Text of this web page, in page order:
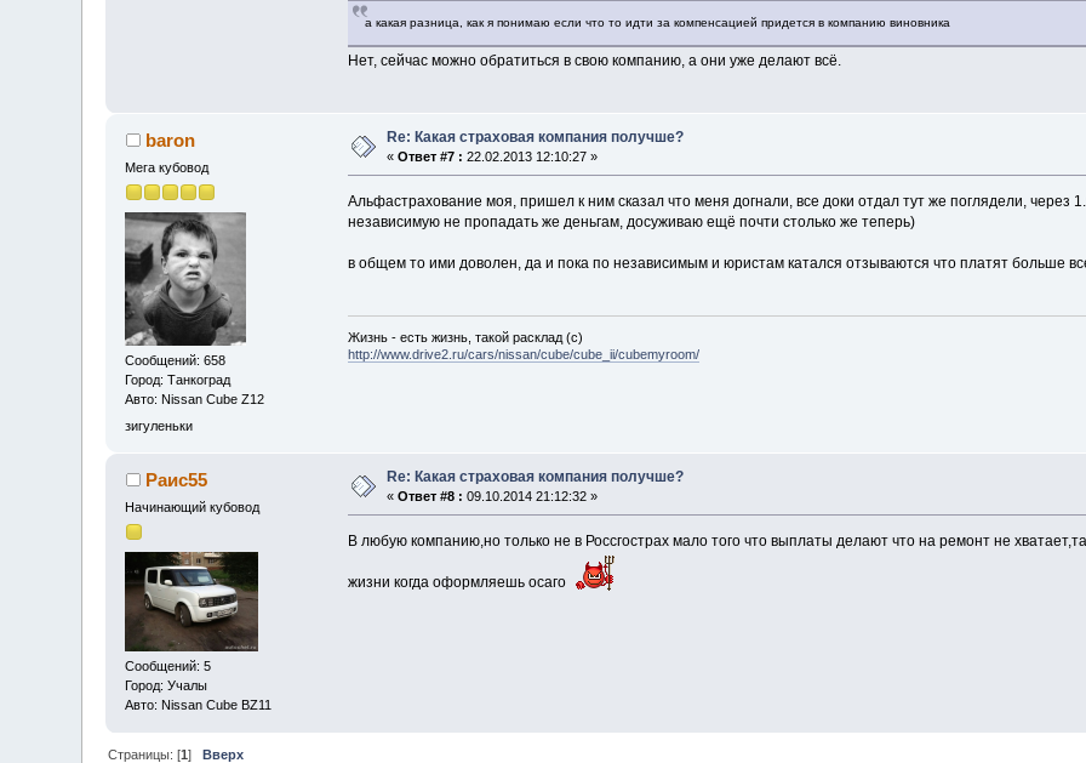
а какая разница, как я понимаю если что то идти за компенсацией придется в компанию виновника
Нет, сейчас можно обратиться в свою компанию, а они уже делают всё.
baron
Мега кубовод
Сообщений: 658
Город: Танкоград
Авто: Nissan Cube Z12
зигуленьки
Re: Какая страховая компания получше?
«Ответ #7 : 22.02.2013 12:10:27 »
Альфастрахование моя, пришел к ним сказал что меня догнали, все доки отдал тут же поглядели, через
независимую не пропадать же деньгам, досуживаю ещё почти столько же теперь)
в общем то ими доволен, да и пока по независимым и юристам катался отзываются что платят больше
Жизнь - есть жизнь, такой расклад (с)
http://www.drive2.ru/cars/nissan/cube/cube_ii/cubemyroom/
Раис55
Начинающий кубовод
Сообщений: 5
Город: Учалы
Авто: Nissan Cube BZ11
Re: Какая страховая компания получше?
«Ответ #8 : 09.10.2014 21:12:32 »
В любую компанию,но только не в Россгострах мало того что выплаты делают что на ремонт не
жизни когда оформляешь осаго
Страницы: [1]Вверх